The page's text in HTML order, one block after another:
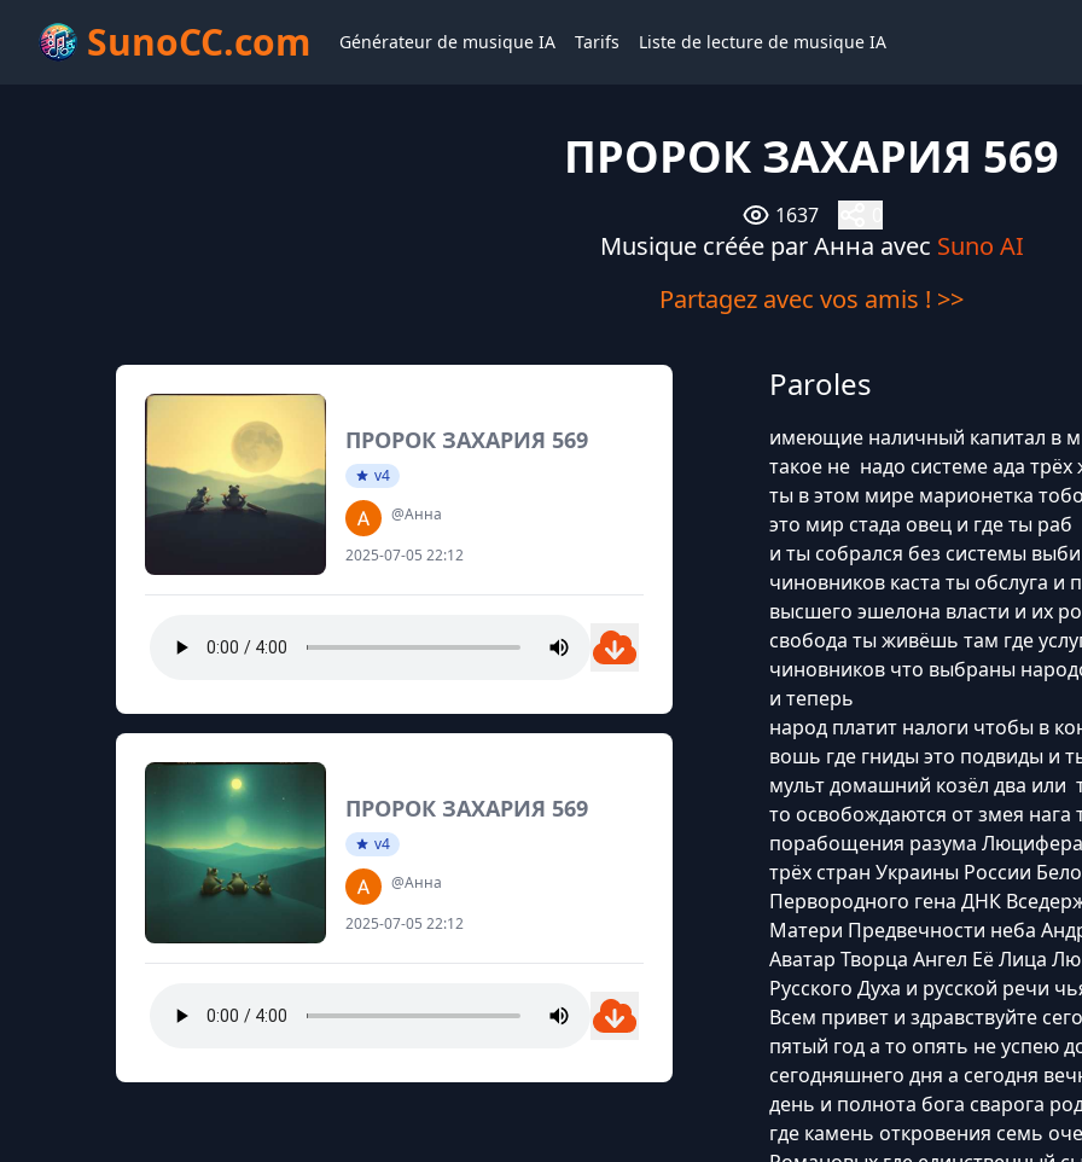
SunoCC.com Générateur de musique IA Tarifs Liste de lecture de musique IA
ПРОРОК ЗАХАРИЯ 569
1637
Musique créée par Анна avec Suno AI
Partagez avec vos amis ! >>
ПРОРОК ЗАХАРИЯ 569
v4
@Анна
2025-07-05 22:12
ПРОРОК ЗАХАРИЯ 569
v4
@Анна
2025-07-05 22:12
Paroles
имеющие наличный капитал в
такое не надо системе ада трёх
ты в этом мире марионетка
это мир стада овец и где ты раб
и ты собрался без системы
чиновников каста ты обслуга и
высшего эшелона власти и их
свобода ты живёшь там где
чиновников что выбраны
и теперь
народ платит налоги чтобы в
вошь где гниды это подвиды и
мульт домашний козёл два или
то освобождаются от змея нага
порабощения разума Люцифера
трёх стран Украины России
Первородного гена ДНК
Матери Предвечности неба
Аватар Творца Ангел Её Лица
Русского Духа и русской речи
Всем привет и здравствуйте
пятый год а то опять не успею
сегодняшнего дня а сегодня
день и полнота бога сварога
где камень откровения семь